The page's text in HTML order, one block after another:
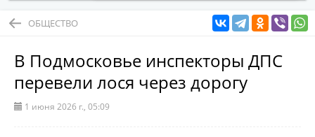
ОБЩЕСТВО
В Подмосковье инспекторы ДПС
перевели лося через дорогу
1 июня 2026 г., 05:09